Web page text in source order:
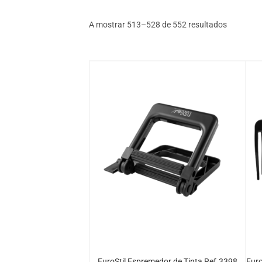
A mostrar 513–528 de 552 resultadosOrdenado